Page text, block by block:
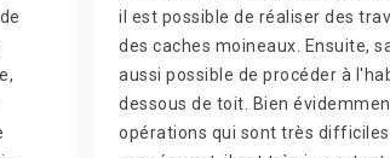
il est possible de réaliser des
des caches moineaux. Ensuite,
aussi possible de procéder à
dessous de toit. Bien
opérations qui sont très